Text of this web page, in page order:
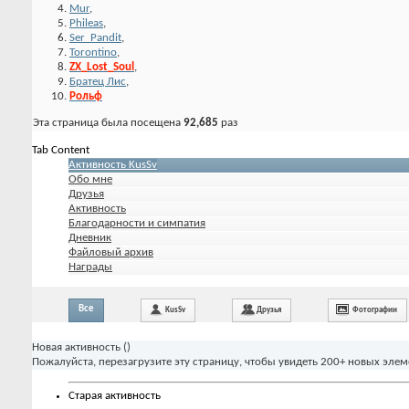
Mur,
Phileas,
Ser_Pandit,
Torontino,
ZX_Lost_Soul ,
Братец Лис,
Рольф
Эта страница была посещена 92,685 раз
Tab Content
Активность KusSv
Обо мне
Друзья
Активность
Благодарности и симпатия
Дневник
Файловый архив
Награды
Все KusSv Друзья Фотографии
Новая активность ()
Пожалуйста, перезагрузите эту страницу, чтобы увидеть 200+ новых
Старая активность